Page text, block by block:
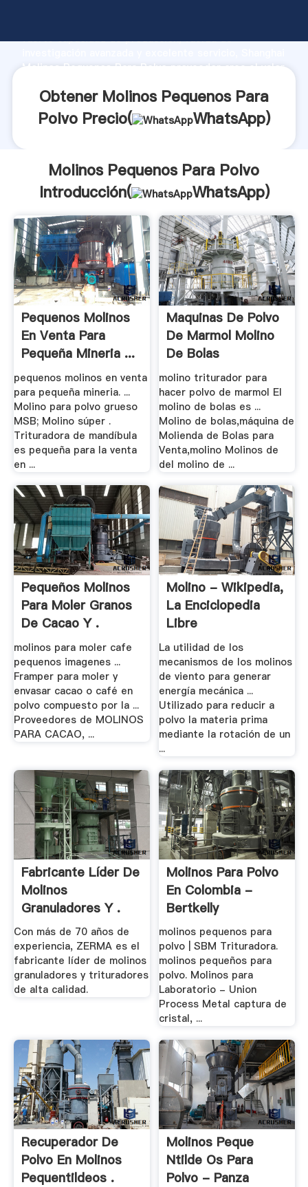
fuerte capacidad de producción, fuerza de
Molinos Pequenos Para Polvo proveedor crea el valor
Obtener Molinos Pequenos Para
Polvo Precio(
WhatsApp)
Molinos Pequenos Para Polvo
Introducción(
WhatsApp)
Pequenos Molinos
En Venta Para
Pequeña Mineria ...
pequenos molinos en venta
para pequeña mineria. ...
Molino para polvo grueso
MSB; Molino súper .
Trituradora de mandíbula
es pequeña para la venta
en ...
Maquinas De Polvo
De Marmol Molino
De Bolas
molino triturador para
hacer polvo de marmol El
molino de bolas es ...
Molino de bolas,máquina de
Molienda de Bolas para
Venta,molino Molinos de
del molino de ...
Pequeños Molinos
Para Moler Granos
De Cacao Y .
molinos para moler cafe
pequenos imagenes ...
Framper para moler y
envasar cacao o café en
polvo compuesto por la ...
Proveedores de MOLINOS
PARA CACAO, ...
Molino - Wikipedia,
La Enciclopedia
Libre
La utilidad de los
mecanismos de los molinos
de viento para generar
energía mecánica ...
Utilizado para reducir a
polvo la materia prima
mediante la rotación de un
...
Fabricante Líder De
Molinos
Granuladores Y .
Con más de 70 años de
experiencia, ZERMA es el
fabricante líder de molinos
granuladores y trituradores
de alta calidad.
Molinos Para Polvo
En Colombia -
Bertkelly
molinos pequenos para
polvo | SBM Trituradora.
molinos pequeños para
polvo. Molinos para
Laboratorio - Union
Process Metal captura de
cristal, ...
Recuperador De
Polvo En Molinos
Pequentildeos .
Molinos Peque
Ntilde Os Para
Polvo - Panza